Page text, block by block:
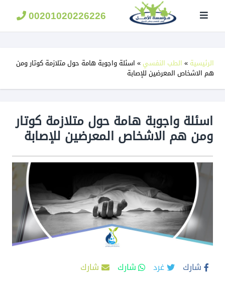
الامل
لعلاج
00201020226226
الرئيسية » الطب النفسي » اسئلة واجوبة هامة حول متلازمة كوتار ومن
هم الاشخاص المعرضين للإصابة
اسئلة واجوبة هامة حول متلازمة كوتار
ومن هم الاشخاص المعرضين للإصابة
شارك غرد شارك
شارك